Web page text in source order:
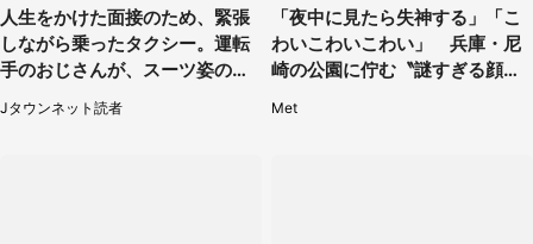
人生をかけた面接のため、緊張
しながら乗ったタクシー。運転
手のおじさんが、スーツ姿の私
を見て...（福岡県・30代女性）
Jタウンネット読者
「夜中に見たら失神する」「こ
わいこわいこわい」 兵庫・尼
崎の公園に佇む〝謎すぎる顔〟
Met